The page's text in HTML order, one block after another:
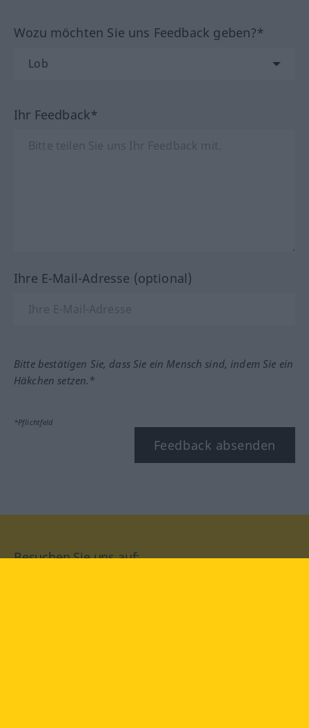
Wozu möchten Sie uns Feedback geben?*
Ihr Feedback*
Ihre E-Mail-Adresse (optional)
Bitte bestätigen Sie, dass Sie ein Mensch sind, indem Sie ein
Häkchen setzen.*
*Pflichtfeld
Feedback absenden
Besuchen Sie uns auf: